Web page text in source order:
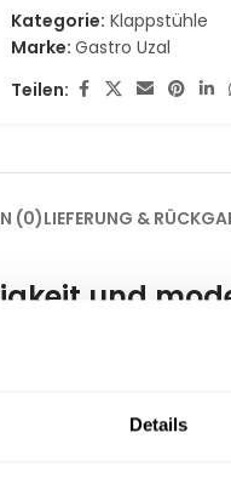
Details
Kategorie: Klappstühle
Marke:Gastro Uzal
Teilen:
(0)LIEFERUNG &
und
2019, vereint
ideal für den Einsatz in